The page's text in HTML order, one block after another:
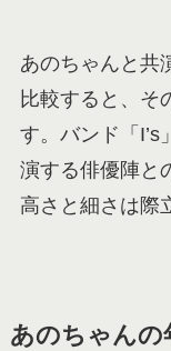
あのちゃんと共
比較すると、そ
す。バンド「
演する俳優陣と
高さと細さは際
あのちゃんの